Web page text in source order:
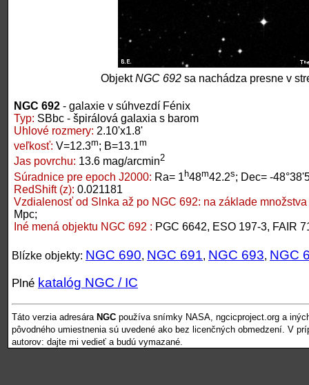
ObjektNGC 692 sa nachádza presne v
NGC 692 - galaxie v súhvezdí Fénix
Typ: SBbc - špirálová galaxia s barom
Uhlové rozmery: 2.10'x1.8'
veľkosť: V=12.3m; B=13.1m
Jas povrchu: 13.6 mag/arcmin2
Súradnice pre epoch J2000: Ra= 1 h48m42.2s; Dec= -
RedShift (z): 0.021181
Vzdialenosť od Slnka až po NGC 692: na základe
Mpc;
Iné mená objektu NGC 692 : PGC 6642, ESO 197-3, FAIR
Blízke objekty: NGC 690, NGC 691, NGC 693, NGC
Plné katalóg NGC / IC
Táto verzia adresára NGC používa snímky NASA, ngcicproject.org a
pôvodného umiestnenia sú uvedené ako bez licenčných obmedzení. V
autorov: dajte mi vedieť a budú vymazané.